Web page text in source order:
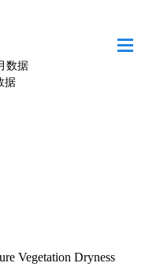
干旱指数TVDI逐月数据
据
Vegetation Dryness